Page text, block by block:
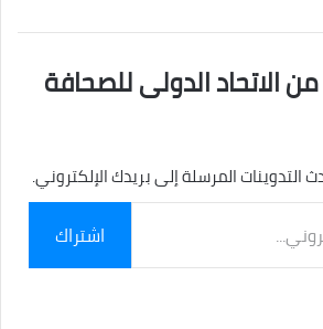
الاتحاد الدولى للصحافة
المرسلة إلى بريدك الإلكتروني.
اشتراك